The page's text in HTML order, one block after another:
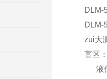
DLM-
DLM-
zui大
盲区
液